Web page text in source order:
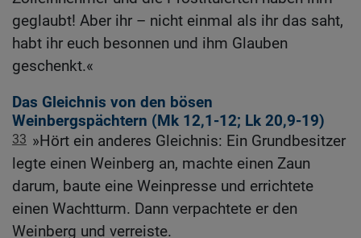
geglaubt! Aber ihr – nicht einmal als ihr das saht,
habt ihr euch besonnen und ihm Glauben
geschenkt.«
Das Gleichnis von den bösen
Weinbergspächtern (Mk 12,1-12; Lk 20,9-19)
33 »Hört ein anderes Gleichnis: Ein Grundbesitzer
legte einen Weinberg an, machte einen Zaun
darum, baute eine Weinpresse und errichtete
einen Wachtturm. Dann verpachtete er den
Weinberg und verreiste.